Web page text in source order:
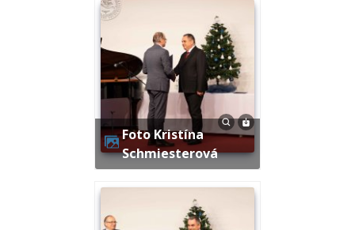
Foto Kristína
Schmiesterová